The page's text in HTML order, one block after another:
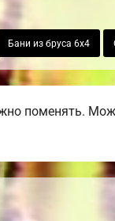
Бани из бруса 6х4
поменять.